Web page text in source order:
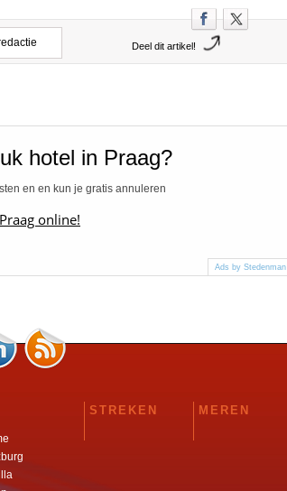
Deel dit artikel!
hotel in Praag?
en en kun je gratis annuleren
online!
Ads by Stedenman
STREKEN MEREN